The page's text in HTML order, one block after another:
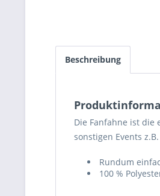
Beschreibung
Die Fanfahne ist
sonstigen Events
Rundum
100 %